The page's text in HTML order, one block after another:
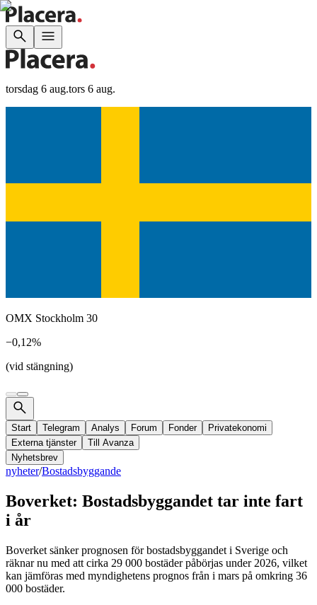
torsdag 6 aug.tors 6 aug.
OMX Stockholm 30
−0,12%
(vid stängning)
Start Telegram Analys Forum Fonder
Privatekonomi
Externa tjänster
Till Avanza
Nyhetsbrev
nyheter/Bostadsbyggande
Boverket: Bostadsbyggandet tar inte fart
i år
Boverket sänker prognosen för bostadsbyggandet i Sverige och
räknar nu med att cirka 29 000 bostäder påbörjas under 2026, vilket
kan jämföras med myndighetens prognos från i mars på omkring 36
000 bostäder.